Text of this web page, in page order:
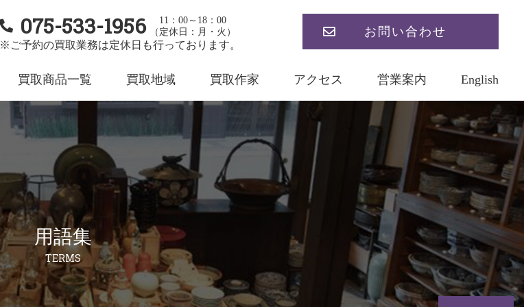
075-533-1956
11：00～18：00
（定休日：月・火）
※ご予約の買取業務は定休日も行っております。
お問い合わせ
買取商品一覧 買取地域 買取作家 アクセス 営業案内 English
用語集
TERMS